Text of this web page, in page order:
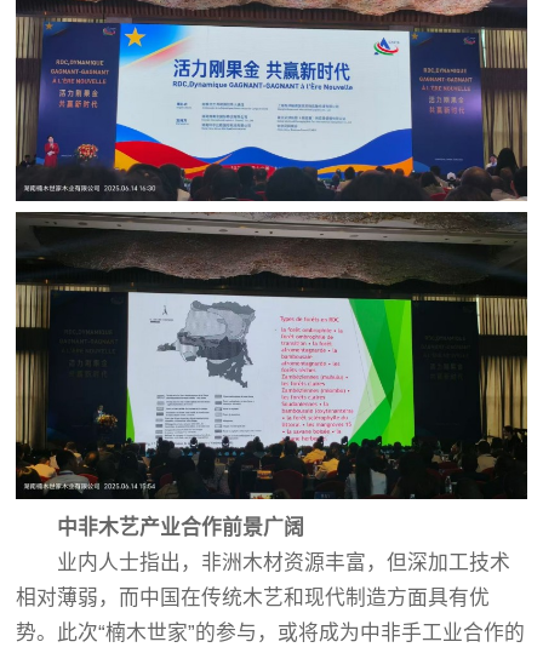
中非木艺产业合作前景广阔
业内人士指出，非洲木材资源丰富，但深加工技术
相对薄弱，而中国在传统木艺和现代制造方面具有优
势。此次“楠木世家”的参与，或将成为中非手工业合作的